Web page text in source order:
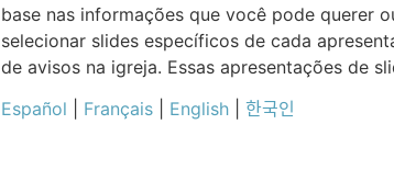
base nas informações que você pode querer
selecionar slides específicos de cada
de avisos na igreja. Essas apresentações de
Español
Français| English| 한국인